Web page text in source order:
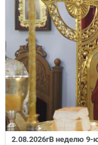
2.08.2026гВ неделю 9-